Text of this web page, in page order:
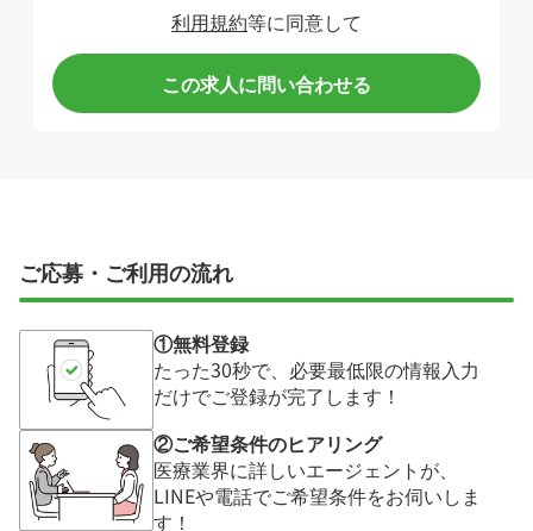
利用規約等に同意して
この求人に問い合わせる
ご応募・ご利用の流れ
①無料登録
たった30秒で、必要最低限の情報入力
だけでご登録が完了します！
②ご希望条件のヒアリング
医療業界に詳しいエージェントが、
LINEや電話でご希望条件をお伺いしま
す！